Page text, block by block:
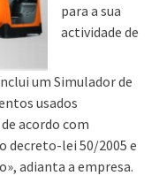
para a sua
actividade de
um Simulador de
usados
acordo com
decreto-lei 50/2005 e
adianta a empresa.